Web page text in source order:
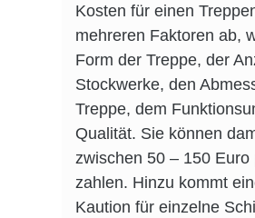
Kosten für einen
mehreren Faktoren ab,
Form der Treppe, der
Stockwerke, den
Treppe, dem
Qualität. Sie können
zwischen 50 – 150 Euro
zahlen. Hinzu kommt
Kaution für einzelne